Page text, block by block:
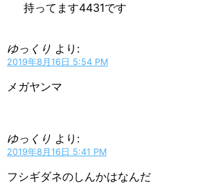
持ってます4431です
ゆっくり より:
2019年8月16日 5:54 PM
メガヤンマ
ゆっくり より:
2019年8月16日 5:41 PM
フシギダネのしんかはなんだ